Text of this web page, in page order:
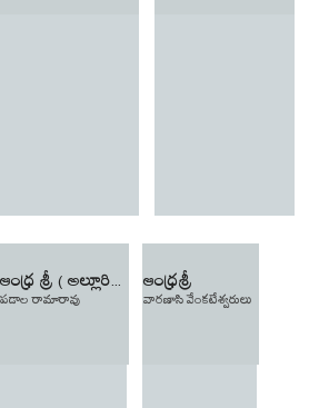
ఆంధ్ర శ్రీ ( అల్లూరి...
పడాల రామారావు
ఆంధ్రశ్రీ
వారణాసి వేంకటేశ్వరులు